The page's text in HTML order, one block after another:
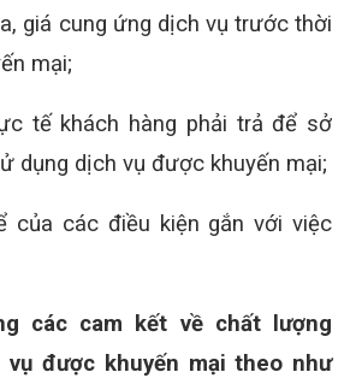
giá cung ứng dịch vụ trước thời
mại;
tế khách hàng phải trả để sở
dụng dịch vụ được khuyến mại;
của các điều kiện gắn với việc
các cam kết về chất lượng
vụ được khuyến mại theo như